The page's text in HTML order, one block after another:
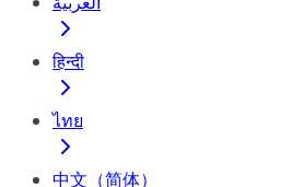
हिन्दी
ไทย
中文（简体）